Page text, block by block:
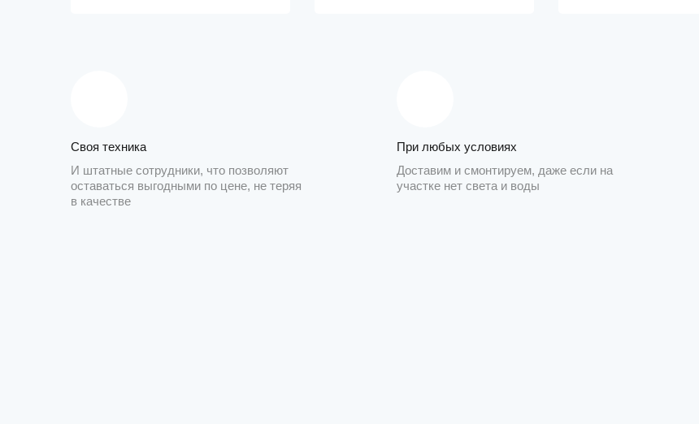
Своя техника
И штатные сотрудники, что позволяют
оставаться выгодными по цене, не теряя
в качестве
При любых условиях
Доставим и смонтируем, даже если на
участке нет света и воды